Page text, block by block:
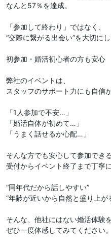
なんと57％を達成。
「参加して終わり」ではなく、
“交際に繋がる出会い”を大切にし
初参加・婚活初心者の方も安心
弊社のイベントは、
スタッフのサポート力にも自信
「1人参加で不安…」
「婚活自体が初めて…」
「うまく話せるか心配…」
そんな方でも安心して参加できる
受付からイベント終了まで丁寧
“同年代だから話しやすい”
“年齢が近いから自然と盛り上が
そんな、他社にはない婚活体験を
ぜひ一度体感してみてください。